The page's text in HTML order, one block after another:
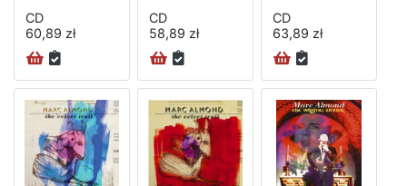
CD
60,89 zł
CD
58,89 zł
CD
63,89 zł